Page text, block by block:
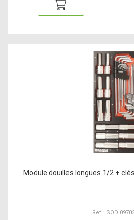
Module douilles longues 1/2 +
Ref : SOD